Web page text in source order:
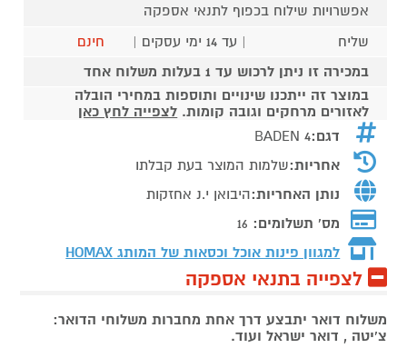
אפשרויות שילוח בכפוף לתנאי אספקה
שליח
| עד 14 ימי עסקים |
חינם
במכירה זו ניתן לרכוש עד 1 בעלות משלוח אחד
במוצר זה ייתכנו שינויים ותוספות במחירי הובלה
לאזורים מרחקים וגובה קומות. לצפייה לחץ כאן
דגם:BADEN 4
אחריות:שלמות המוצר בעת קבלתו
נותן האחריות:היבואן י.נ אחזקות
מס' תשלומים: 16
למגוון פינות אוכל וכסאות של המותג HOMAX
לצפייה בתנאי אספקה
משלוח דואר יתבצע דרך אחת מחברות משלוחי הדואר:
צ'יטה , דואר ישראל ועוד.